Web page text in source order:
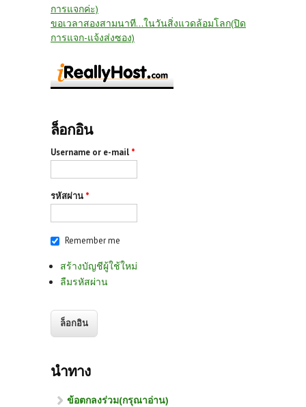
การแจกค่ะ)
ขอเวลาสองสามนาที...ในวันสิ่งแวดล้อมโลก(ปิด
การแจก-แจ้งส่งซอง)
ล็อกอิน
Username or e-mail *
รหัสผ่าน *
Remember me
สร้างบัญชีผู้ใช้ใหม่
ลืมรหัสผ่าน
นำทาง
ข้อตกลงร่วม(กรุณาอ่าน)